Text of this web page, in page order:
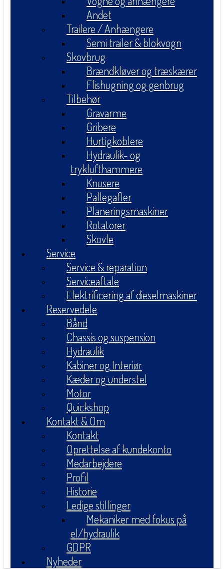
Andet
Trailere / Anhængere
Semi trailer & blokvogn
Skovbrug
Brændkløver og træskærer
Flishugning og genbrug
Tilbehør
Gravarme
Gribere
Hurtigkoblere
Hydraulik- og
tryklufthammere
Knusere
Pallegafler
Planeringsmaskiner
Rotatorer
Skovle
Service
Service & reparation
Serviceaftale
Elektrificering af dieselmaskiner
Reservedele
Bånd
Chassis og suspension
Hydraulik
Kabiner og Interiør
Kæder og understel
Motor
Quickshop
Kontakt & Om
Kontakt
Oprettelse af kundekonto
Medarbejdere
Profil
Historie
Ledige stillinger
Mekaniker med fokus på
el/hydraulik
GDPR
Nyheder